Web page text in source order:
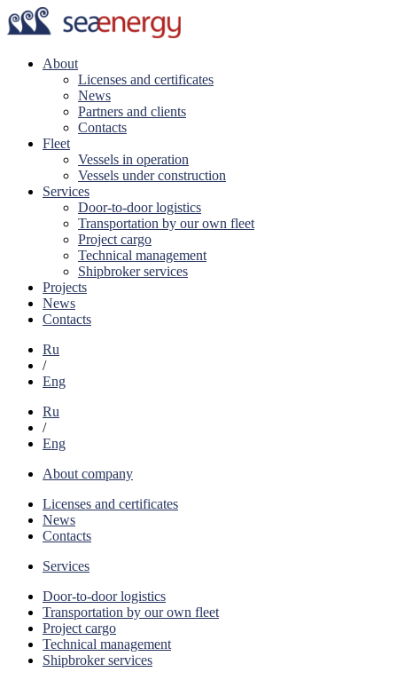
About
Licenses and certificates
News
Partners and clients
Contacts
Fleet
Vessels in operation
Vessels under construction
Services
Door-to-door logistics
Transportation by our own fleet
Project cargo
Technical management
Shipbroker services
Projects
News
Contacts
Ru
/
Eng
Ru
/
Eng
About company
Licenses and certificates
News
Contacts
Services
Door-to-door logistics
Transportation by our own fleet
Project cargo
Technical management
Shipbroker services